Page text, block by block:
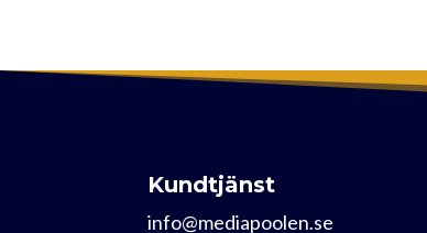
Kundtjänst
info@mediapoolen.se